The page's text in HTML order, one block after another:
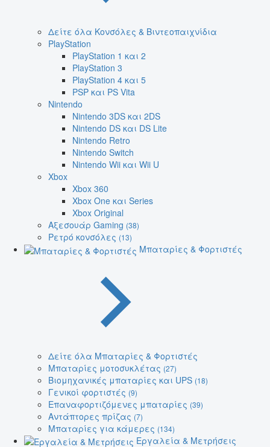
Δείτε όλα Κονσόλες & Βιντεοπαιχνίδια
PlayStation
PlayStation 1 και 2
PlayStation 3
PlayStation 4 και 5
PSP και PS Vita
Nintendo
Nintendo 3DS και 2DS
Nintendo DS και DS Lite
Nintendo Retro
Nintendo Switch
Nintendo Wii και Wii U
Xbox
Xbox 360
Xbox One και Series
Xbox Original
Αξεσουάρ Gaming (38)
Ρετρό κονσόλες (13)
Μπαταρίες & Φορτιστές
Δείτε όλα Μπαταρίες & Φορτιστές
Μπαταρίες μοτοσυκλέτας (27)
Βιομηχανικές μπαταρίες και UPS (18)
Γενικοί φορτιστές (9)
Επαναφορτιζόμενες μπαταρίες (39)
Αντάπτορες πρίζας (7)
Μπαταρίες για κάμερες (134)
Εργαλεία & Μετρήσεις